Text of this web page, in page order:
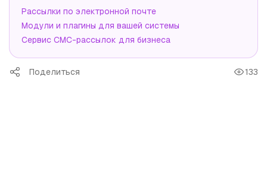
Рассылки по электронной почте
Модули и плагины для вашей системы
Сервис СМС-рассылок для бизнеса
Поделиться 133